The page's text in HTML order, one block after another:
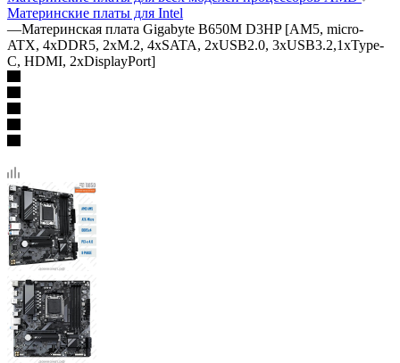
Материнские платы для Intel
—Материнская плата Gigabyte B650M D3HP [AM5, micro-
ATX, 4xDDR5, 2xM.2, 4xSATA, 2xUSB2.0, 3xUSB3.2,1xType-
C, HDMI, 2xDisplayPort]